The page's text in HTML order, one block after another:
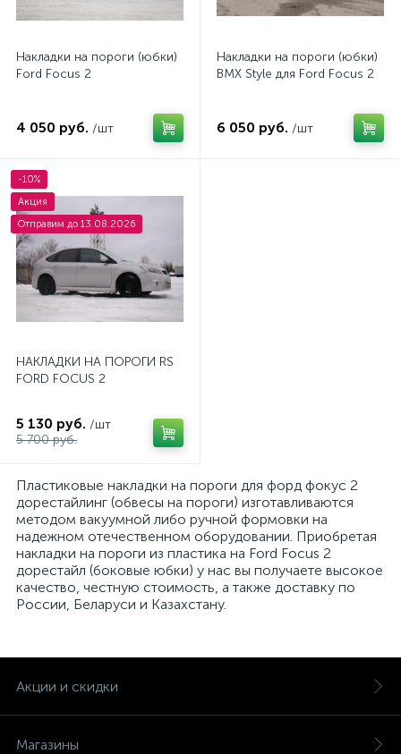
Накладки на пороги (юбки)
Ford Focus 2
4 050 руб. /шт
Накладки на пороги (юбки)
BMX Style для Ford Focus 2
6 050 руб. /шт
-10%
Акция
Отправим до 13.08.2026
НАКЛАДКИ НА ПОРОГИ RS
FORD FOCUS 2
5 130 руб. /шт
5 700 руб.
Пластиковые накладки на пороги для форд фокус 2
дорестайлинг (обвесы на пороги) изготавливаются
методом вакуумной либо ручной формовки на
надежном отечественном оборудовании. Приобретая
накладки на пороги из пластика на Ford Focus 2
дорестайл (боковые юбки) у нас вы получаете высокое
качество, честную стоимость, а также доставку по
России, Беларуси и Казахстану.
Акции и скидки
Магазины